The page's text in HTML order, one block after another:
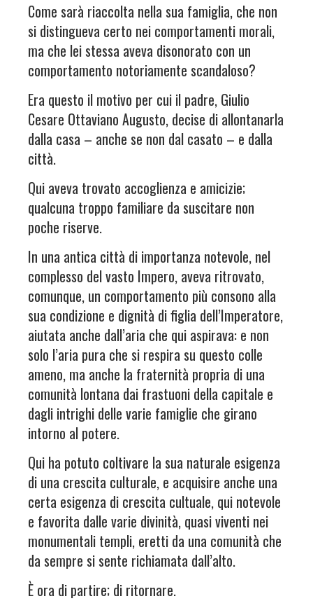
Come sarà riaccolta nella sua famiglia, che non
si distingueva certo nei comportamenti morali,
ma che lei stessa aveva disonorato con un
comportamento notoriamente scandaloso?
Era questo il motivo per cui il padre, Giulio
Cesare Ottaviano Augusto, decise di allontanarla
dalla casa – anche se non dal casato – e dalla
città.
Qui aveva trovato accoglienza e amicizie;
qualcuna troppo familiare da suscitare non
poche riserve.
In una antica città di importanza notevole, nel
complesso del vasto Impero, aveva ritrovato,
comunque, un comportamento più consono alla
sua condizione e dignità di figlia dell’Imperatore,
aiutata anche dall’aria che qui aspirava: e non
solo l’aria pura che si respira su questo colle
ameno, ma anche la fraternità propria di una
comunità lontana dai frastuoni della capitale e
dagli intrighi delle varie famiglie che girano
intorno al potere.
Qui ha potuto coltivare la sua naturale esigenza
di una crescita culturale, e acquisire anche una
certa esigenza di crescita cultuale, qui notevole
e favorita dalle varie divinità, quasi viventi nei
monumentali templi, eretti da una comunità che
da sempre si sente richiamata dall’alto.
È ora di partire; di ritornare.